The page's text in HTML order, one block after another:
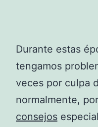
Durante estas
tengamos
veces por culpa
normalmente,
consejos